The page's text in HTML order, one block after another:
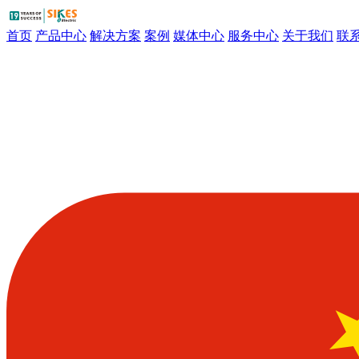
首页 产品中心 解决方案 案例 媒体中心 服务中心 关于我们 联